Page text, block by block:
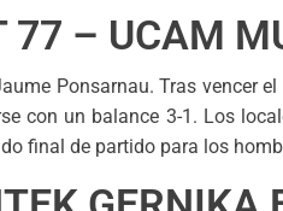
77 – UCAM
Ponsarnau. Tras vencer
con un balance 3-1. Los
final de partido para los